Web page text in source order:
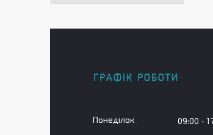
ГРАФІК РОБОТИ
Понеділок 09:00